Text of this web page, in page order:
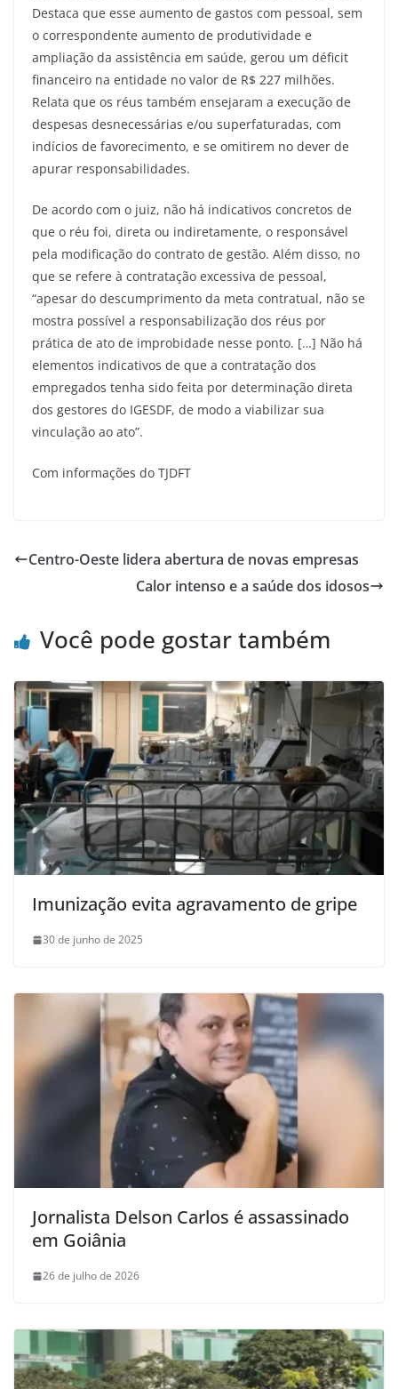
Destaca que esse aumento de gastos com pessoal, sem
o correspondente aumento de produtividade e
ampliação da assistência em saúde, gerou um déficit
financeiro na entidade no valor de R$ 227 milhões.
Relata que os réus também ensejaram a execução de
despesas desnecessárias e/ou superfaturadas, com
indícios de favorecimento, e se omitirem no dever de
apurar responsabilidades.
De acordo com o juiz, não há indicativos concretos de
que o réu foi, direta ou indiretamente, o responsável
pela modificação do contrato de gestão. Além disso, no
que se refere à contratação excessiva de pessoal,
“apesar do descumprimento da meta contratual, não se
mostra possível a responsabilização dos réus por
prática de ato de improbidade nesse ponto. […] Não há
elementos indicativos de que a contratação dos
empregados tenha sido feita por determinação direta
dos gestores do IGESDF, de modo a viabilizar sua
vinculação ao ato”.
Com informações do TJDFT
Centro-Oeste lidera abertura de novas empresas
Calor intenso e a saúde dos idosos
Você pode gostar também
Imunização evita agravamento de gripe
30 de junho de 2025
Jornalista Delson Carlos é assassinado
em Goiânia
26 de julho de 2026